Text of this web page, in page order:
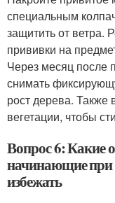
специальным
защитить от ветра.
прививки на
Через месяц после
снимать
рост дерева. Также
вегетации, чтобы
Вопрос 6: Какие
начинающие при
избежать